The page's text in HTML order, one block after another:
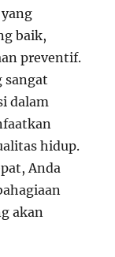
baik,
preventif.
sangat
dalam
hidup.
Anda
akan